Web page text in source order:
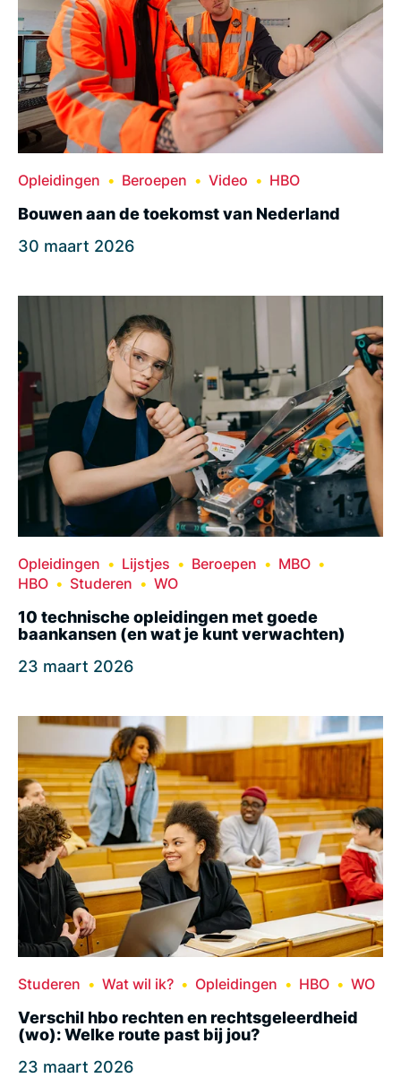
Opleidingen Beroepen Video HBO
Bouwen aan de toekomst van Nederland
30 maart 2026
Opleidingen Lijstjes Beroepen
MBO
HBO
Studeren WO
10 technische opleidingen met goede
baankansen (en wat je kunt verwachten)
23 maart 2026
Studeren Wat wil ik? Opleidingen HBO WO
Verschil hbo rechten en rechtsgeleerdheid
(wo): Welke route past bij jou?
23 maart 2026